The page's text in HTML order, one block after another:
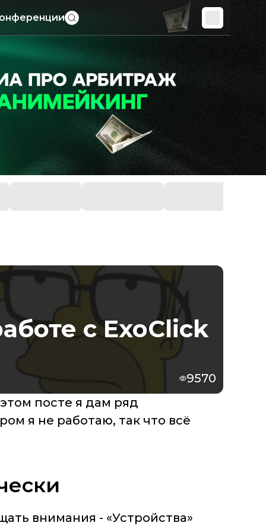
с ExoClick
9570
посте я дам ряд
я не работаю, так что всё
внимания - «Устройства»